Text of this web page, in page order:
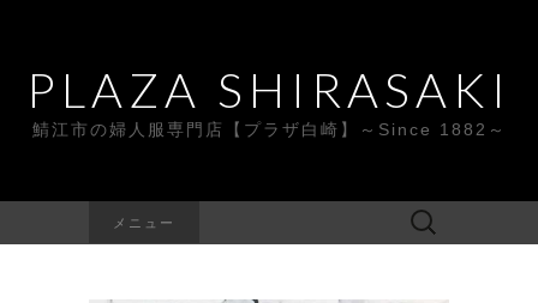
PLAZA SHIRASAKI
鯖江市の婦人服専門店【プラザ白崎】～Since 1882～
メニュー
検
索: